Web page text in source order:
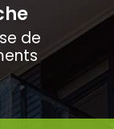
de